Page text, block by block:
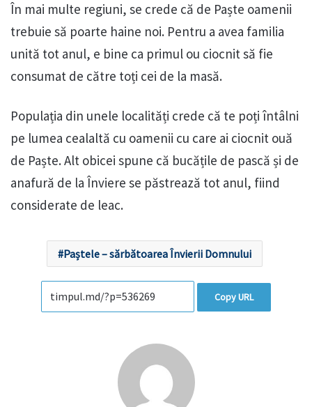
În mai multe regiuni, se crede că de Paște oamenii
trebuie să poarte haine noi. Pentru a avea familia
unită tot anul, e bine ca primul ou ciocnit să fie
consumat de către toți cei de la masă.
Populația din unele localități crede că te poți întâlni
pe lumea cealaltă cu oamenii cu care ai ciocnit ouă
de Paște. Alt obicei spune că bucățile de pască și de
anafură de la Înviere se păstrează tot anul, fiind
considerate de leac.
Paștele – sărbătoarea Învierii Domnului
Copy URL